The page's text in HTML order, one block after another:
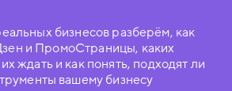
бизнесов разберём, как
и ПромоСтраницы, каких
ждать и как понять, подходят ли
вашему бизнесу